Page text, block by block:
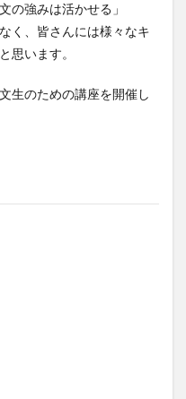
の強みは活かせる」
く、皆さんには様々なキ
思います。
生のための講座を開催し